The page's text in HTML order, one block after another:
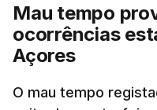
Mau tempo
ocorrências
Açores
O mau tempo